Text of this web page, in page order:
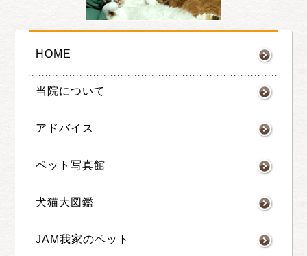
HOME
当院について
アドバイス
ペット写真館
犬猫大図鑑
JAM我家のペット